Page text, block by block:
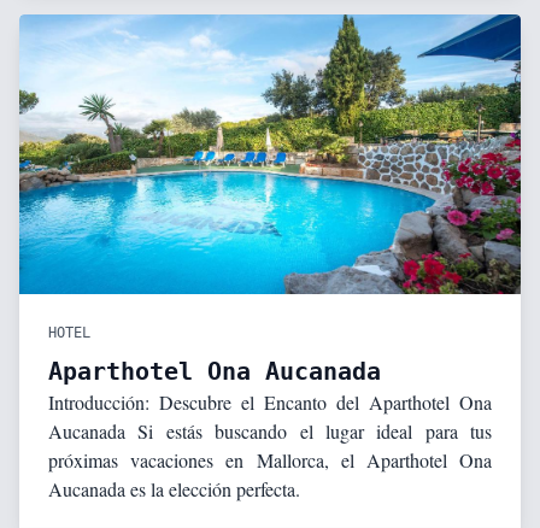
HOTEL
Aparthotel Ona Aucanada
Introducción: Descubre el Encanto del Aparthotel Ona
Aucanada Si estás buscando el lugar ideal para tus
próximas vacaciones en Mallorca, el Aparthotel Ona
Aucanada es la elección perfecta.